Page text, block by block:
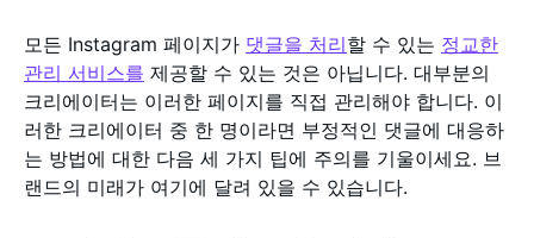
모든 Instagram 페이지가 댓글을 처리할 수 있는 정교한
관리 서비스를 제공할 수 있는 것은 아닙니다. 대부분의
크리에이터는 이러한 페이지를 직접 관리해야 합니다. 이
러한 크리에이터 중 한 명이라면 부정적인 댓글에 대응하
는 방법에 대한 다음 세 가지 팁에 주의를 기울이세요. 브
랜드의 미래가 여기에 달려 있을 수 있습니다.